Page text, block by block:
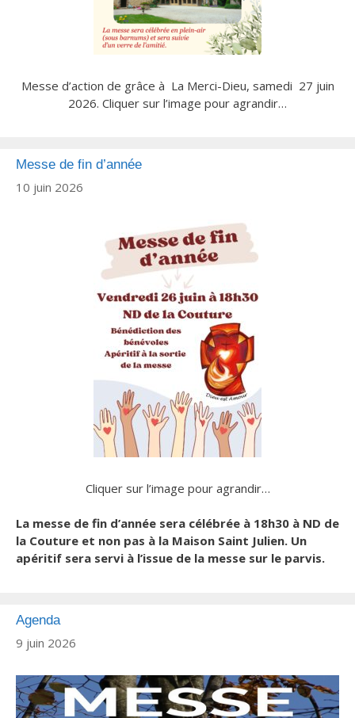
Messe d’action de grâce à La Merci-Dieu, samedi 27 juin
2026. Cliquer sur l’image pour agrandir…
Messe de fin d’année
10 juin 2026
Cliquer sur l’image pour agrandir…
La messe de fin d’année sera célébrée à 18h30 à ND de
la Couture et non pas à la Maison Saint Julien. Un
apéritif sera servi à l’issue de la messe sur le parvis.
Agenda
9 juin 2026